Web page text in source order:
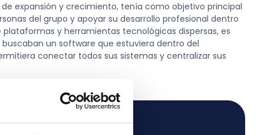
expansión y crecimiento, tenía como objetivo principal
del grupo y apoyar su desarrollo profesional dentro
plataformas y herramientas tecnológicas dispersas, es
un software que estuviera dentro del
conectar todos sus sistemas y centralizar sus